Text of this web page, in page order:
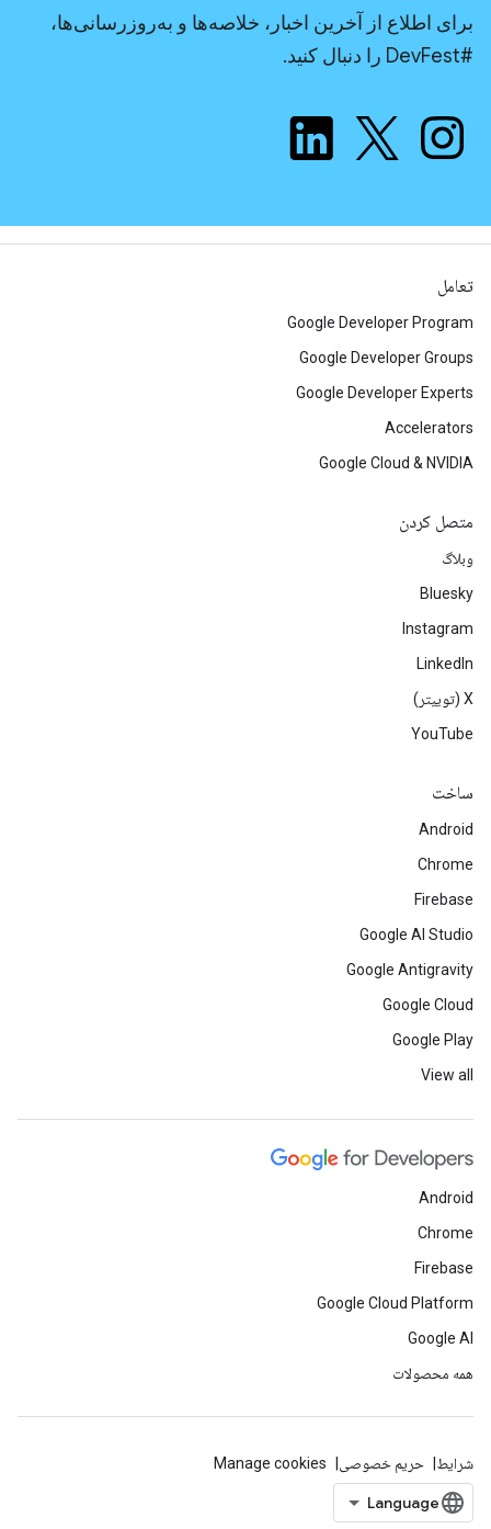
برای اطلاع از آخرین اخبار، خلاصه‌ها و به‌روزرسانی‌ها،
#DevFest را دنبال کنید.
تعامل
Google Developer Program
Google Developer Groups
Google Developer Experts
Accelerators
Google Cloud & NVIDIA
متصل کردن
وبلاگ
Bluesky
Instagram
LinkedIn
‫X (توییتر)
YouTube
ساخت
Android
Chrome
Firebase
Google AI Studio
Google Antigravity
Google Cloud
Google Play
View all
Android
Chrome
Firebase
Google Cloud Platform
Google AI
همه محصولات
شرایط حریم خصوصی Manage cookies